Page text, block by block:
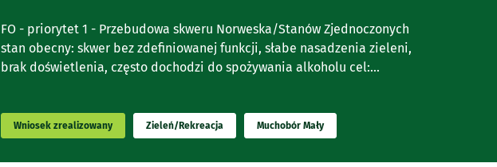
FO - priorytet 1 - Przebudowa skweru Norweska/Stanów Zjednoczonych
stan obecny: skwer bez zdefiniowanej funkcji, słabe nasadzenia zieleni,
brak doświetlenia, często dochodzi do spożywania alkoholu cel:...
Wniosek zrealizowany Zieleń/Rekreacja Muchobór Mały